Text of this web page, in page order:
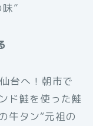
”
台へ！朝市で
ド鮭を使った鮭
牛タン“元祖の